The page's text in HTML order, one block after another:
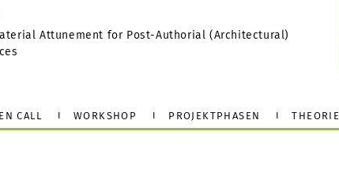
Attunement for Post-Authorial (Architectural)
CALL WORKSHOP PROJEKTPHASEN THEORIE